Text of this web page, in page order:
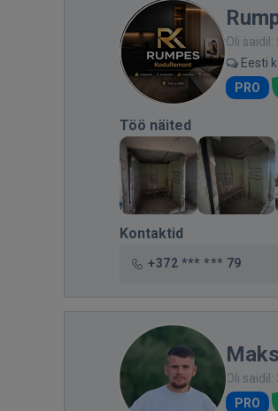
Oli
Eesti
PRO
Töö näited
Kontaktid
+372 *** *** 79
Oli
PRO